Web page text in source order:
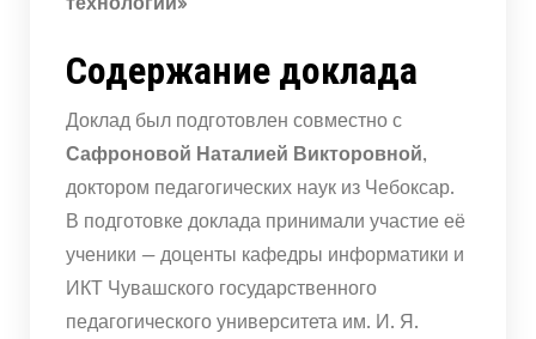
Содержание доклада
Доклад был подготовлен совместно с
Сафроновой Наталией Викторовной,
доктором педагогических наук из Чебоксар.
В подготовке доклада принимали участие её
ученики — доценты кафедры информатики и
ИКТ Чувашского государственного
педагогического университета им. И. Я.